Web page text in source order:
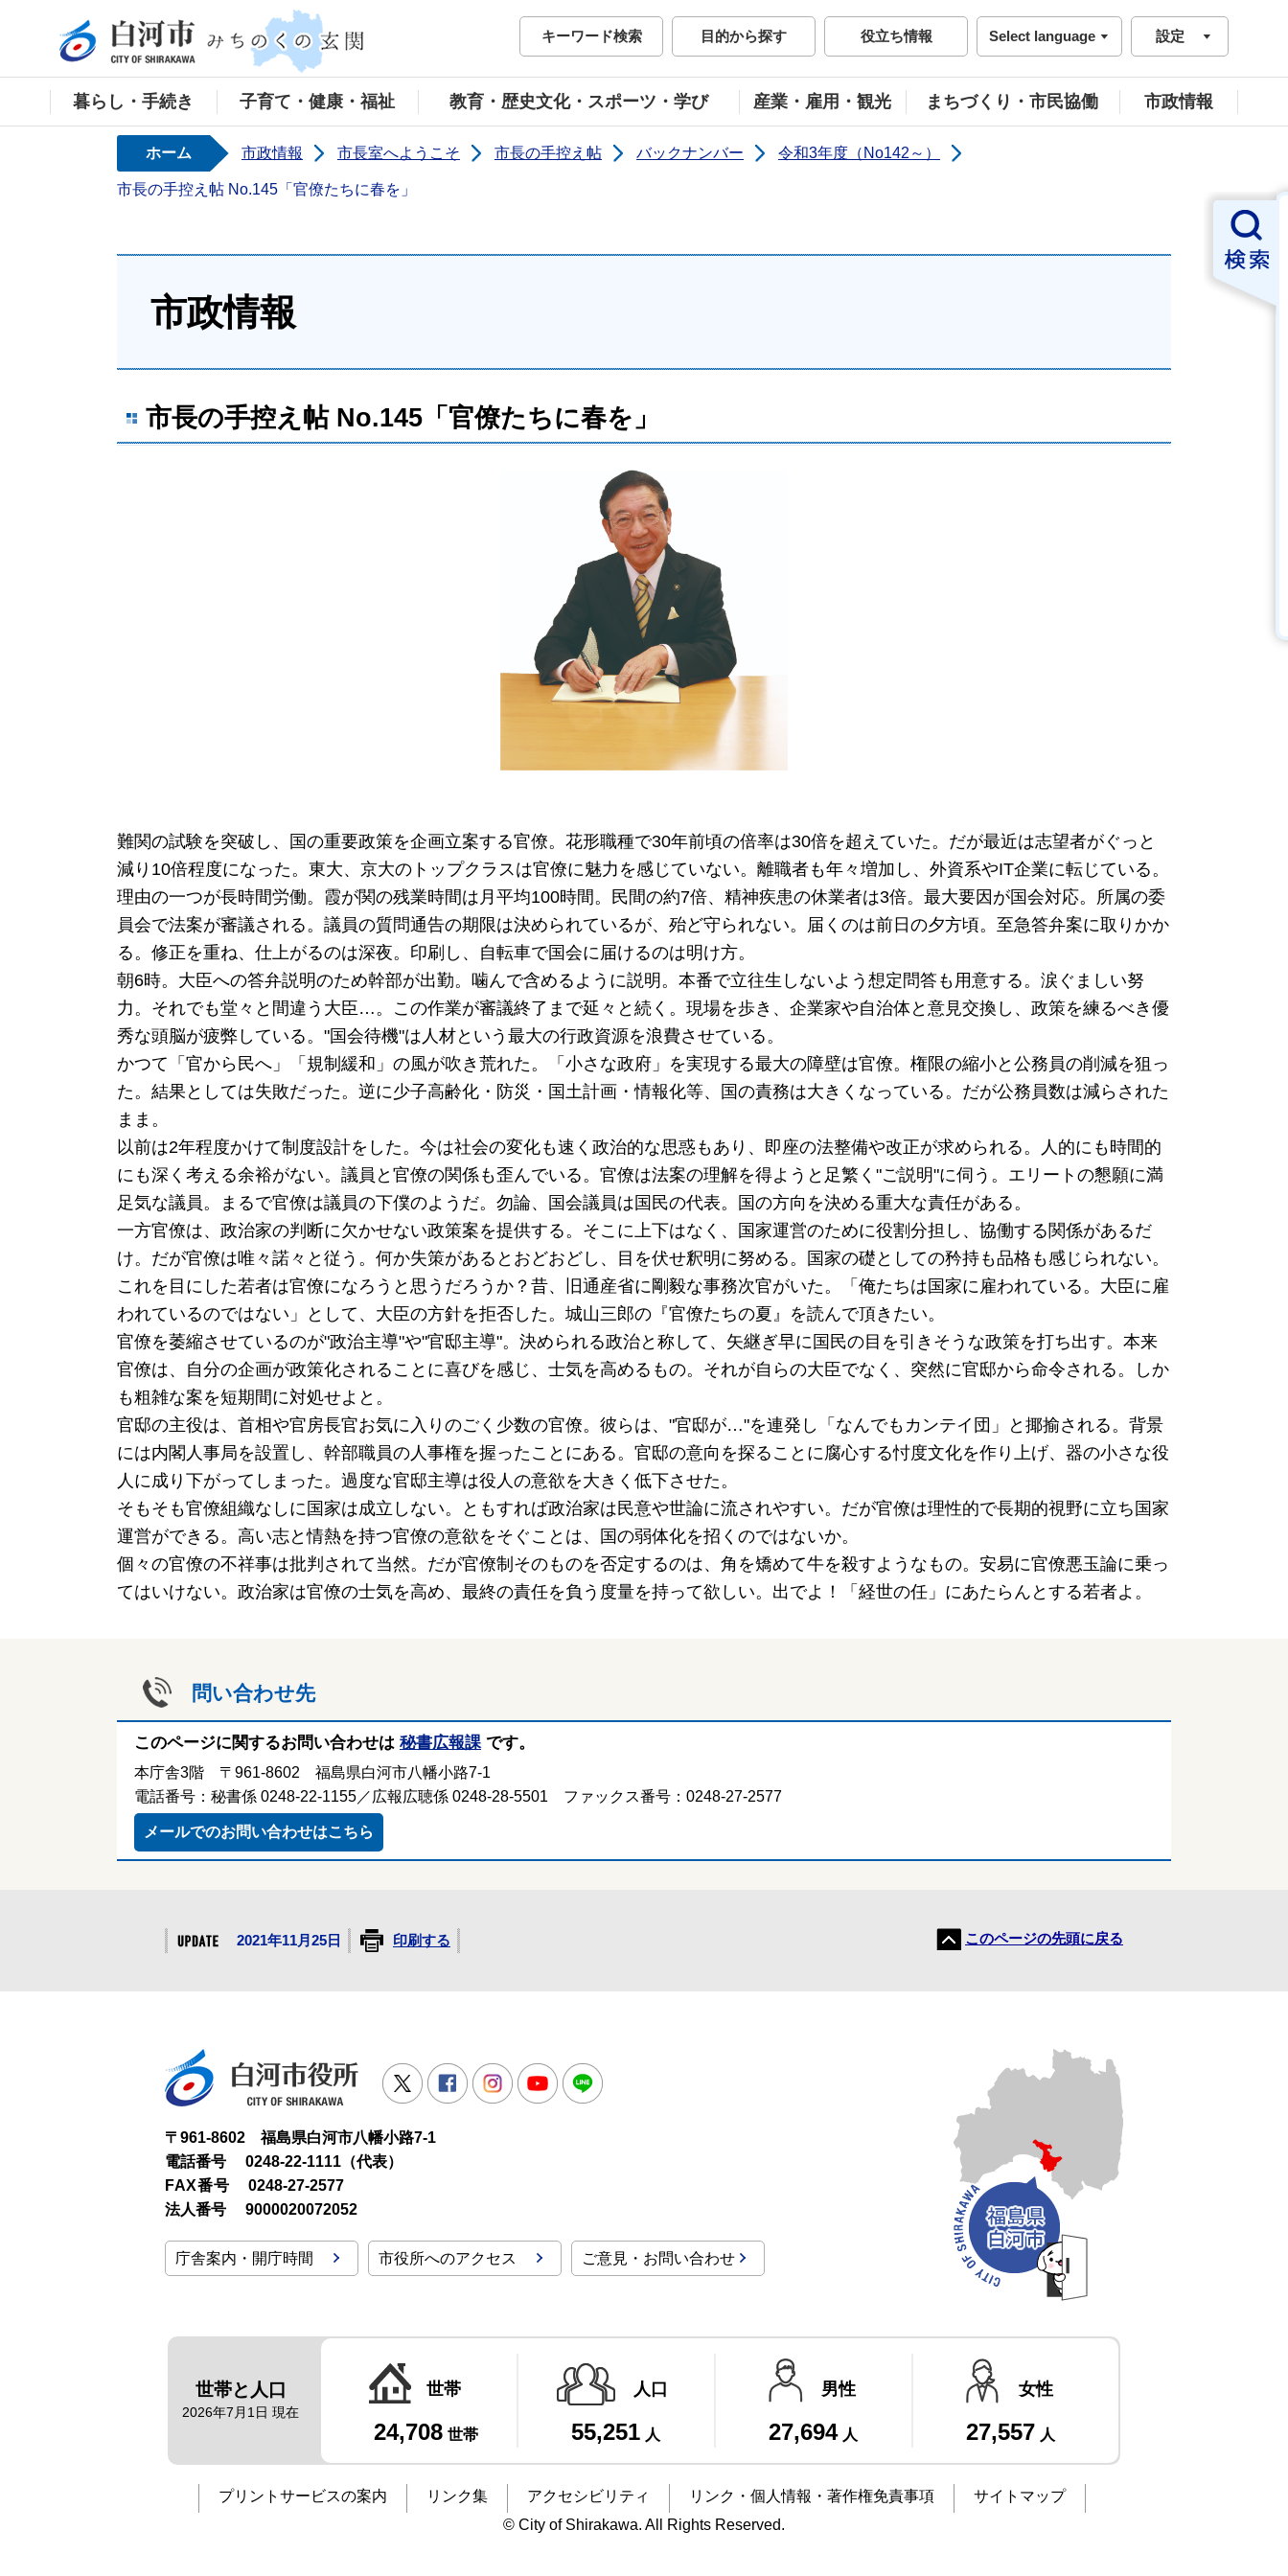
白河市公式ホームページ
キーワード検索
目的から探す 役立ち情報 Select language 設定
暮らし・手続き 子育て・健康・福祉 教育・歴史文化・スポーツ・学び 産業・雇用・観光 まちづくり・市民協働 市政情報
ホーム 市政情報 市長室へようこそ 市長の手控え帖 バックナンバー 令和3年度（No142～）
市長の手控え帖 No.145「官僚たちに春を」
市政情報
市長の手控え帖 No.145「官僚たちに春を」
難関の試験を突破し、国の重要政策を企画立案する官僚。花形職種で30年前頃の倍率は30倍を超えていた。だが最近は志望者がぐっと
減り10倍程度になった。東大、京大のトップクラスは官僚に魅力を感じていない。離職者も年々増加し、外資系やIT企業に転じている。
理由の一つが長時間労働。霞が関の残業時間は月平均100時間。民間の約7倍、精神疾患の休業者は3倍。最大要因が国会対応。所属の委
員会で法案が審議される。議員の質問通告の期限は決められているが、殆ど守られない。届くのは前日の夕方頃。至急答弁案に取りかか
る。修正を重ね、仕上がるのは深夜。印刷し、自転車で国会に届けるのは明け方。
朝6時。大臣への答弁説明のため幹部が出勤。噛んで含めるように説明。本番で立往生しないよう想定問答も用意する。涙ぐましい努
力。それでも堂々と間違う大臣…。この作業が審議終了まで延々と続く。現場を歩き、企業家や自治体と意見交換し、政策を練るべき優
秀な頭脳が疲弊している。"国会待機"は人材という最大の行政資源を浪費させている。
かつて「官から民へ」「規制緩和」の風が吹き荒れた。「小さな政府」を実現する最大の障壁は官僚。権限の縮小と公務員の削減を狙っ
た。結果としては失敗だった。逆に少子高齢化・防災・国土計画・情報化等、国の責務は大きくなっている。だが公務員数は減らされた
まま。
以前は2年程度かけて制度設計をした。今は社会の変化も速く政治的な思惑もあり、即座の法整備や改正が求められる。人的にも時間的
にも深く考える余裕がない。議員と官僚の関係も歪んでいる。官僚は法案の理解を得ようと足繁く"ご説明"に伺う。エリートの懇願に満
足気な議員。まるで官僚は議員の下僕のようだ。勿論、国会議員は国民の代表。国の方向を決める重大な責任がある。
一方官僚は、政治家の判断に欠かせない政策案を提供する。そこに上下はなく、国家運営のために役割分担し、協働する関係があるだ
け。だが官僚は唯々諾々と従う。何か失策があるとおどおどし、目を伏せ釈明に努める。国家の礎としての矜持も品格も感じられない。
これを目にした若者は官僚になろうと思うだろうか？昔、旧通産省に剛毅な事務次官がいた。「俺たちは国家に雇われている。大臣に雇
われているのではない」として、大臣の方針を拒否した。城山三郎の『官僚たちの夏』を読んで頂きたい。
官僚を萎縮させているのが"政治主導"や"官邸主導"。決められる政治と称して、矢継ぎ早に国民の目を引きそうな政策を打ち出す。本来
官僚は、自分の企画が政策化されることに喜びを感じ、士気を高めるもの。それが自らの大臣でなく、突然に官邸から命令される。しか
も粗雑な案を短期間に対処せよと。
官邸の主役は、首相や官房長官お気に入りのごく少数の官僚。彼らは、"官邸が…"を連発し「なんでもカンテイ団」と揶揄される。背景
には内閣人事局を設置し、幹部職員の人事権を握ったことにある。官邸の意向を探ることに腐心する忖度文化を作り上げ、器の小さな役
人に成り下がってしまった。過度な官邸主導は役人の意欲を大きく低下させた。
そもそも官僚組織なしに国家は成立しない。ともすれば政治家は民意や世論に流されやすい。だが官僚は理性的で長期的視野に立ち国家
運営ができる。高い志と情熱を持つ官僚の意欲をそぐことは、国の弱体化を招くのではないか。
個々の官僚の不祥事は批判されて当然。だが官僚制そのものを否定するのは、角を矯めて牛を殺すようなもの。安易に官僚悪玉論に乗っ
てはいけない。政治家は官僚の士気を高め、最終の責任を負う度量を持って欲しい。出でよ！「経世の任」にあたらんとする若者よ。
問い合わせ先
このページに関するお問い合わせは 秘書広報課 です。
本庁舎3階 〒961-8602 福島県白河市八幡小路7-1
電話番号：秘書係 0248-22-1155／広報広聴係 0248-28-5501 ファックス番号：0248-27-2577
メールでのお問い合わせはこちら
2021年11月25日 印刷する このページの先頭に戻る
白河市役所
Twitter FacebookInstagramYoutube
〒961-8602 福島県白河市八幡小路7-1
電話番号
0248-22-1111（代表）
FAX番号
0248-27-2577
法人番号
9000020072052
庁舎案内・開庁時間 市役所へのアクセス ご意見・お問い合わせ
世帯と人口
2026年7月1日 現在
世帯
24,708 世帯
人口
55,251 人
男性
27,694 人
女性
27,557 人
プリントサービスの案内 リンク集 アクセシビリティ リンク・個人情報・著作権免責事項
サイトマップ
© City of Shirakawa. All Rights Reserved.